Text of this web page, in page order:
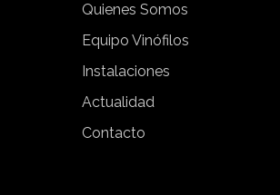
Quienes Somos
Equipo Vinófilos
Instalaciones
Actualidad
Contacto